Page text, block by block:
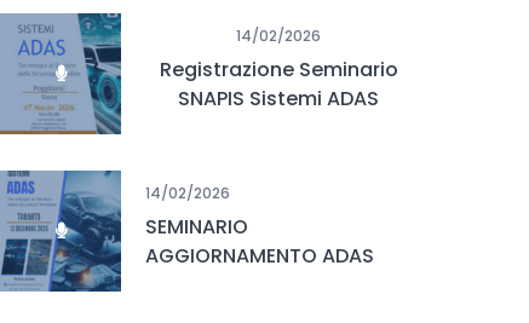
14/02/2026
Registrazione Seminario
SNAPIS Sistemi ADAS
14/02/2026
SEMINARIO
AGGIORNAMENTO ADAS